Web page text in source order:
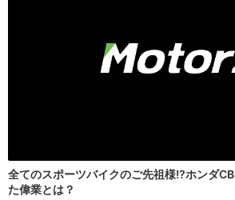
全てのスポーツバイクのご先祖様!?ホンダ
た偉業とは？